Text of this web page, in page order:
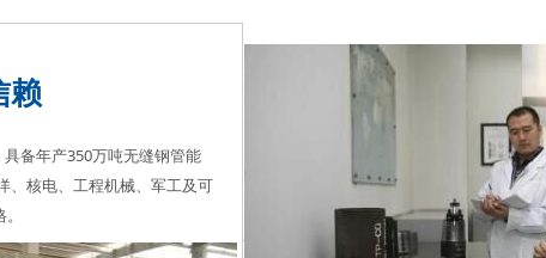
赖
备年产350万吨无缝钢管能
、核电、工程机械、军工及可